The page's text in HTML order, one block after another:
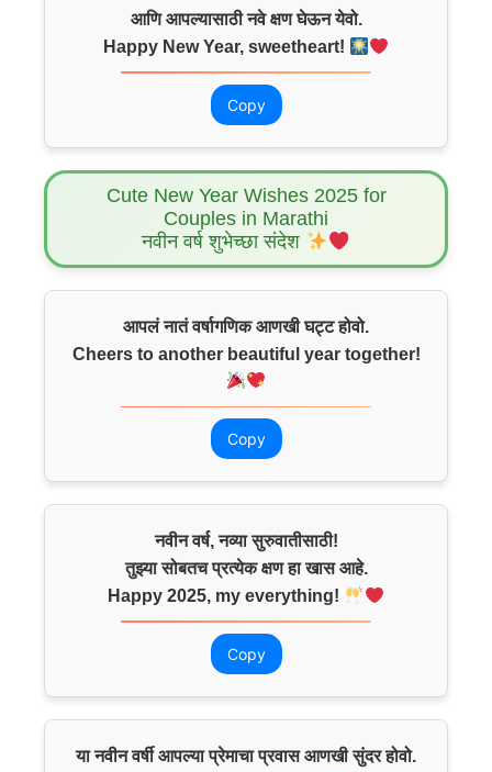
आणि आपल्यासाठी नवे क्षण घेऊन येवो.
Happy New Year, sweetheart!
Copy
Cute New Year Wishes 2025 for
Couples in Marathi
नवीन वर्ष शुभेच्छा संदेश
आपलं नातं वर्षागणिक आणखी घट्ट होवो.
Cheers to another beautiful year together!
Copy
नवीन वर्ष, नव्या सुरुवातीसाठी!
तुझ्या सोबतच प्रत्येक क्षण हा खास आहे.
Happy 2025, my everything!
Copy
या नवीन वर्षी आपल्या प्रेमाचा प्रवास आणखी सुंदर होवो.